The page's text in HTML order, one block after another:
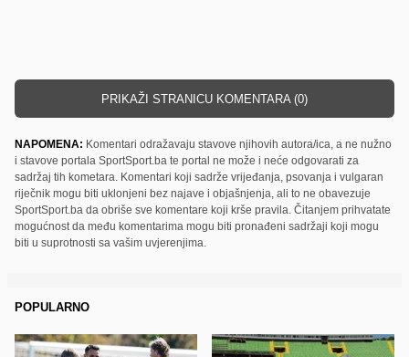
PRIKAŽI STRANICU KOMENTARA (0)
NAPOMENA: Komentari odražavaju stavove njihovih autora/ica, a ne nužno
i stavove portala SportSport.ba te portal ne može i neće odgovarati za
sadržaj tih kometara. Komentari koji sadrže vrijeđanja, psovanja i vulgaran
riječnik mogu biti uklonjeni bez najave i objašnjenja, ali to ne obavezuje
SportSport.ba da obriše sve komentare koji krše pravila. Čitanjem prihvatate
mogućnost da među komentarima mogu biti pronađeni sadržaji koji mogu
biti u suprotnosti sa vašim uvjerenjima.
POPULARNO